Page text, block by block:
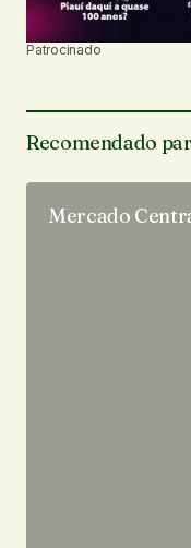
Patrocinado
Recomendado
Mercado